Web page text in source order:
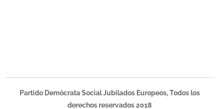
Partido Demócrata Social Jubilados Europeos, Todos los
derechos reservados 2018